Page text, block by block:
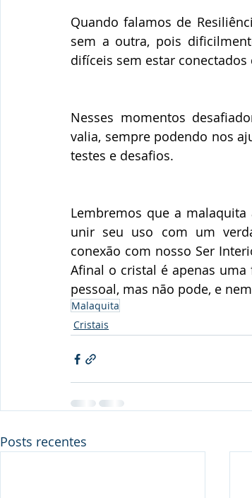
Quando falamos de
sem a outra, pois
difíceis sem estar
Nesses momentos
valia, sempre podendo nos
testes e desafios.
Lembremos que a
unir seu uso com um
conexão com nosso Ser
Afinal o cristal é apenas
pessoal, mas não pode, e
Malaquita
Cristais
Posts recentes